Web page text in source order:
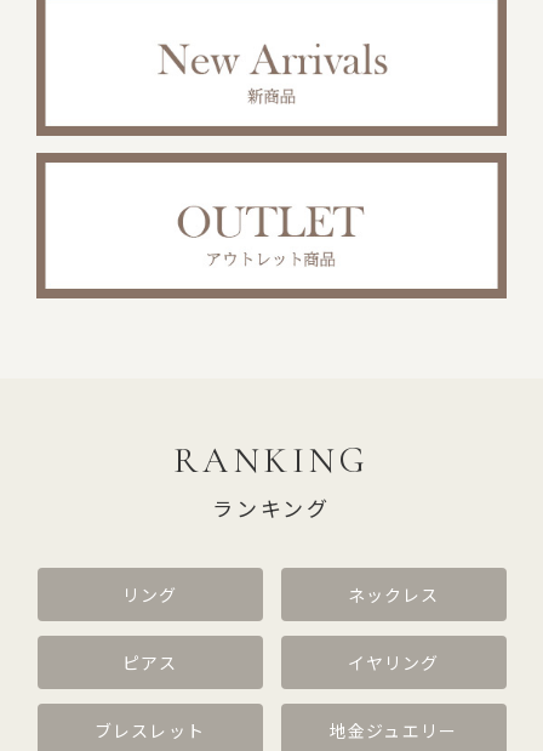
RANKING
ランキング
リング ネックレス
ピアス イヤリング
ブレスレット 地金ジュエリー